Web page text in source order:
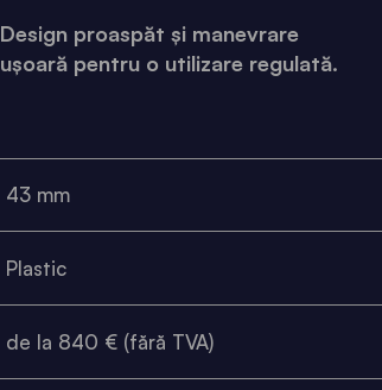
Design proaspăt și manevrare
ușoară pentru o utilizare regulată.
43 mm
Plastic
de la 840 € (fără TVA)